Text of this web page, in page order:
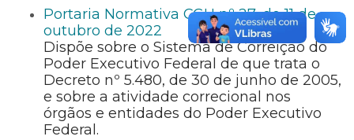
Portaria Normativa CGU nº 27, de 11 de
outubro de 2022
Dispõe sobre o Sistema de Correição do
Poder Executivo Federal de que trata o
Decreto nº 5.480, de 30 de junho de 2005,
e sobre a atividade correcional nos
órgãos e entidades do Poder Executivo
Federal.